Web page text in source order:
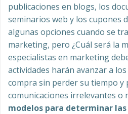
publicaciones en blogs, los
seminarios web y los cupones
algunas opciones cuando se
marketing, pero ¿Cuál será la
especialistas en marketing
actividades harán avanzar a
compra sin perder su tiempo y
comunicaciones irrelevantes o
modelos para determinar